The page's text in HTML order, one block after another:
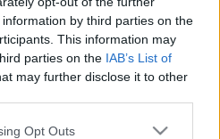
by third parties on the
This information may
parties on the IAB’s List of
may further disclose it to other
app uses one or more Google
Opt Outs
kezdenek
spermái